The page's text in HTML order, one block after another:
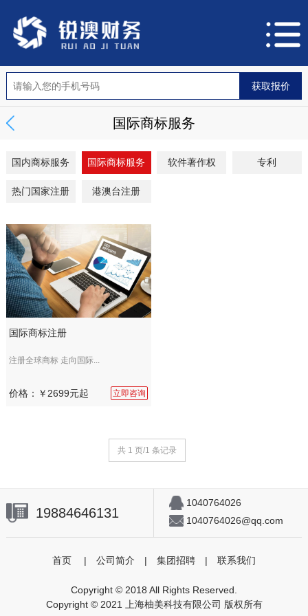
国际商标服务
国内商标服务 国际商标服务 软件著作权 专利
热门国家注册 港澳台注册
国际商标注册
注册全球商标 走向国际...
价格：￥2699元起 立即咨询
共 1 页/1 条记录
19884646131
1040764026
1040764026@qq.com
首页 | 公司简介 | 集团招聘 | 联系我们
Copyright © 2018 All Rights Reserved.
Copyright © 2021 上海柚美科技有限公司 版权所有